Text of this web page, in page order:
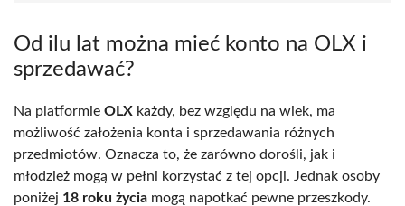
Od ilu lat można mieć konto na OLX i
sprzedawać?
Na platformie OLX każdy, bez względu na wiek, ma
możliwość założenia konta i sprzedawania różnych
przedmiotów. Oznacza to, że zarówno dorośli, jak i
młodzież mogą w pełni korzystać z tej opcji. Jednak osoby
poniżej 18 roku życia mogą napotkać pewne przeszkody.